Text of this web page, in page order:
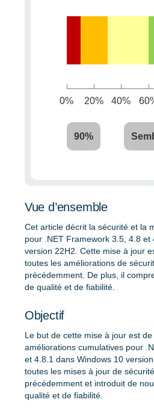
0% 20% 40%
90%
Vue d’ensemble
Cet article décrit la sécurité et la
pour .NET Framework 3.5, 4.8 et
version 22H2. Cette mise à jour
toutes les améliorations de
précédemment. De plus, il
de qualité et de fiabilité.
Objectif
Le but de cette mise à jour est
améliorations cumulatives pour
et 4.8.1 dans Windows 10
toutes les mises à jour de
précédemment et introduit de
qualité et de fiabilité.